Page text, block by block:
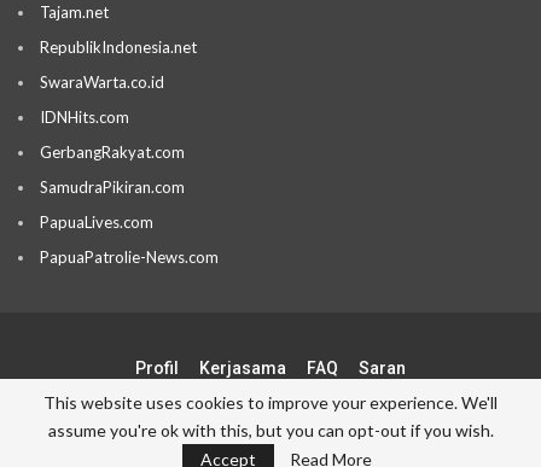
Tajam.net
RepublikIndonesia.net
SwaraWarta.co.id
IDNHits.com
GerbangRakyat.com
SamudraPikiran.com
PapuaLives.com
PapuaPatrolie-News.com
Profil Kerjasama FAQ Saran
© 2026 - Blogger Borneo Network. All Rights Reserved.
This website uses cookies to improve your experience. We'll
assume you're ok with this, but you can opt-out if you wish.
Accept
Read More